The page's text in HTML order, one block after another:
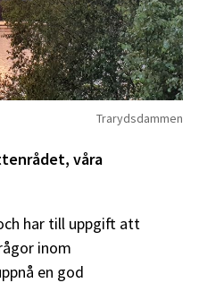
Trarydsdammen
våra
har till uppgift att
inom
en god